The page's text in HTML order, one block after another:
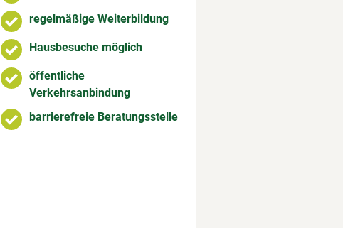
regelmäßige Weiterbildung
Hausbesuche möglich
öffentliche
Verkehrsanbindung
barrierefreie Beratungsstelle